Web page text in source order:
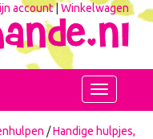
account|Winkelwagen
Toggle
navigation
/Handige hulpjes,